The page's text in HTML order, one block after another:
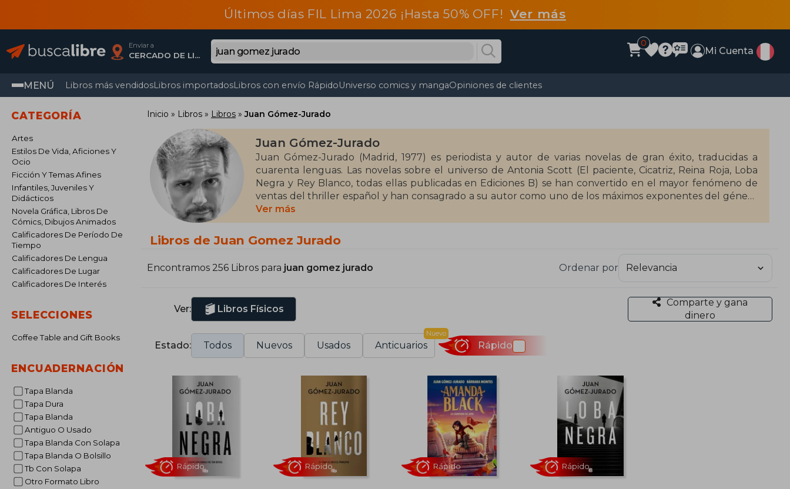
Últimos días FIL Lima 2026 ¡Hasta 50% OFF! Ver más
Enviar a
CERCADO DE LIMA, Lima
0
Mi Cuenta
MENÚ Libros más vendidosLibros importadosLibros con envío RápidoUniverso comics y mangaOpiniones de clientes
CATEGORÍA
Artes
Estilos De Vida, Aficiones Y
Ocio
Ficción Y Temas Afines
Infantiles, Juveniles Y
Didácticos
Novela Gráfica, Libros De
Cómics, Dibujos Animados
Calificadores De Período De
Tiempo
Calificadores De Lengua
Calificadores De Lugar
Calificadores De Interés
SELECCIONES
Coffee Table and Gift Books
ENCUADERNACIÓN
Tapa Blanda
Tapa Dura
Tapa Blanda
Antiguo O Usado
Tapa Blanda Con Solapa
Tapa Blanda O Bolsillo
Tb Con Solapa
Otro Formato Libro
Inicio Libros Libros Juan Gómez-Jurado
Juan Gómez-Jurado
Juan Gómez-Jurado (Madrid, 1977) es periodista y autor de varias novelas de gran éxito, traducidas a
cuarenta lenguas. Las novelas sobre el universo de Antonia Scott (El paciente, Cicatriz, Reina Roja, Loba
Negra y Rey Blanco, todas ellas publicadas en Ediciones B) se han convertido en el mayor fenómeno de
ventas del thriller español y han consagrado a su autor como uno de los máximos exponentes del género
a nivel internacional. Prime está adaptando a serie Reina Roja, en uno de los proyectos audiovisuales más
esperados a nivel internacional. En 2022, volvió a conquistar a los lectores con Todo arde.
Actualmente colabora con varios medios y es cocreador de los podcast Todopoderosos y Aquí hay
dragones.
Ver más
Libros de Juan Gomez Jurado
Encontramos 256 Libros para juan gomez jurado Ordenar por
Ver: Libros Físicos
Comparte y gana
dinero
Estado: Todos Nuevos Usados Anticuarios
Nuevo
Rápido